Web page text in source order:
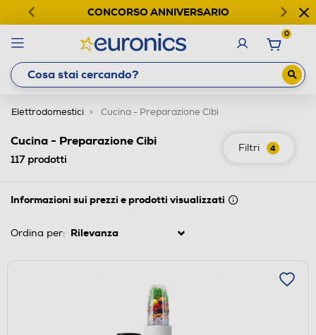
CONCORSO ANNIVERSARIO
0
Elettrodomestici Cucina - Preparazione Cibi
Filtri 4
Cucina - Preparazione Cibi
117prodotti
Informazioni sui prezzi e prodotti visualizzati
Ordina per: